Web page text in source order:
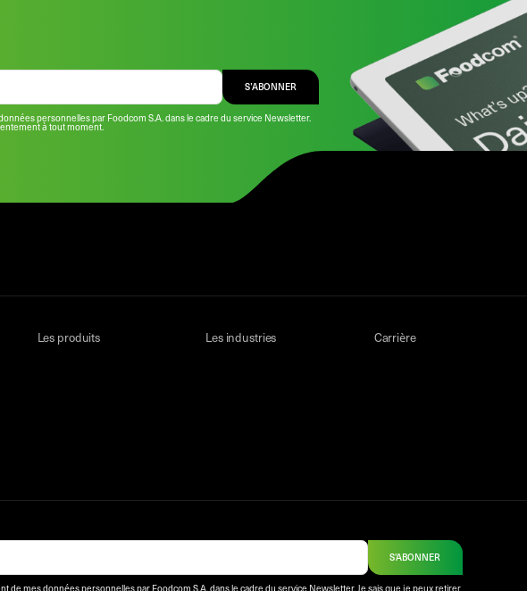
personnelles par Foodcom S.A. dans le cadre du service Newsletter.
à tout moment.
S’ABONNER
Les produits Les industries Carrière
de mes données personnelles par Foodcom S.A. dans le cadre du service Newsletter. Je sais que je peux retirer
S'ABONNER